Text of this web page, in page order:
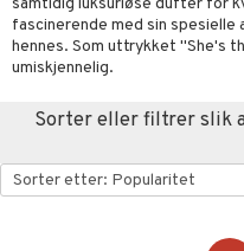
samtidig luksuriøse dufter for
fascinerende med sin spesielle
hennes. Som uttrykket "She's
umiskjennelig.
Sorter eller filtrer slik
& Antifrizz
og Baby
& såpe
shave lotion
de toilette